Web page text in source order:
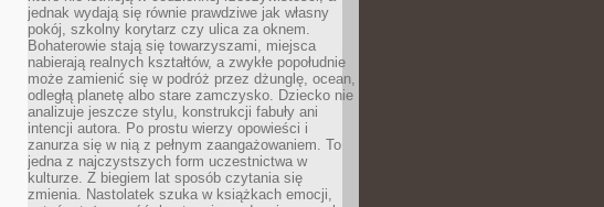
jednak wydają się równie prawdziwe jak własny
pokój, szkolny korytarz czy ulica za oknem.
Bohaterowie stają się towarzyszami, miejsca
nabierają realnych kształtów, a zwykłe popołudnie
może zamienić się w podróż przez dżunglę, ocean,
odległą planetę albo stare zamczysko. Dziecko nie
analizuje jeszcze stylu, konstrukcji fabuły ani
intencji autora. Po prostu wierzy opowieści i
zanurza się w nią z pełnym zaangażowaniem. To
jedna z najczystszych form uczestnictwa w
kulturze. Z biegiem lat sposób czytania się
zmienia. Nastolatek szuka w książkach emocji,